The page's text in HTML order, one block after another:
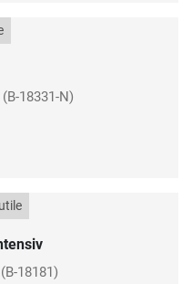
(B-18331-N)
(B-18181)